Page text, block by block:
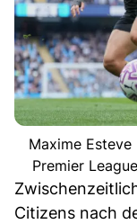
Maxime
Premier
Citizens nach